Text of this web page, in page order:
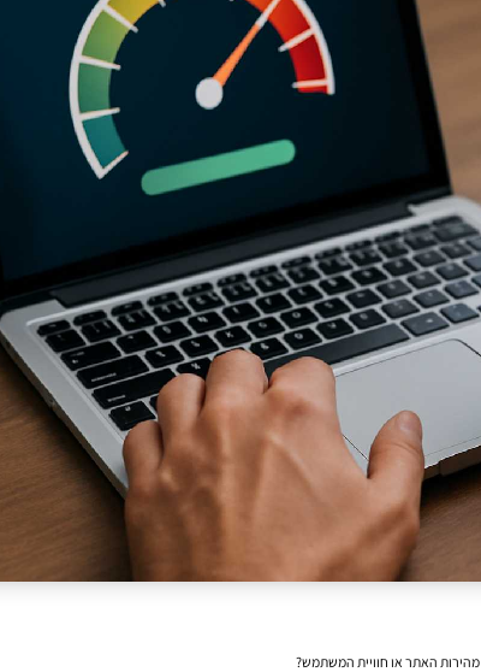
האתר או חוויית המשתמש?